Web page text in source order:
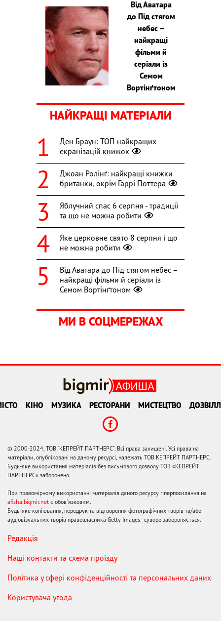
Від Аватара
до Під стягом
небес –
найкращі
фільми й
серіали із
Семом
Вортінґтоном
НАЙКРАЩІ МАТЕРІАЛИ
Ден Браун: ТОП найкращих
екранізацій книжок
Джоан Ролінґ: найкращі книжки
британки, окрім Гаррі Поттера
Яблучний спас 6 серпня - традиції
та що не можна робити
Яке церковне свято 8 серпня і що
не можна робити
Від Аватара до Під стягом небес –
найкращі фільми й серіали із
Семом Вортінґтоном
МИ В СОЦМЕРЕЖАХ
КІНО МУЗИКА РЕСТОРАНИ МИСТЕЦТВО
© 2000-2024, ТОВ "КЕПРЕЙТ ПАРТНЕРС". Всі права захищені. Усі права на
матеріали, опубліковані на даному ресурсі, належать ТОВ КЕПРЕЙТ ПАРТНЕРС.
Будь-яке використання матеріалів без письмового дозволу ТОВ «КЕПРЕЙТ
ПАРТНЕРС» заборонено.
При правомірному використанні матеріалів даного ресурсу гіперпосилання на
afisha.bigmir.net є обов'язковим.
Будь-яке копіювання, передрук та відтворення фотографічних творів та/або
аудіовізуальних творів правовласника Getty Images - суворо забороняється.
Редакція
Наші контакти та схема проїзду
Політика у сфері конфіденційності та персональних даних
Користувача угода